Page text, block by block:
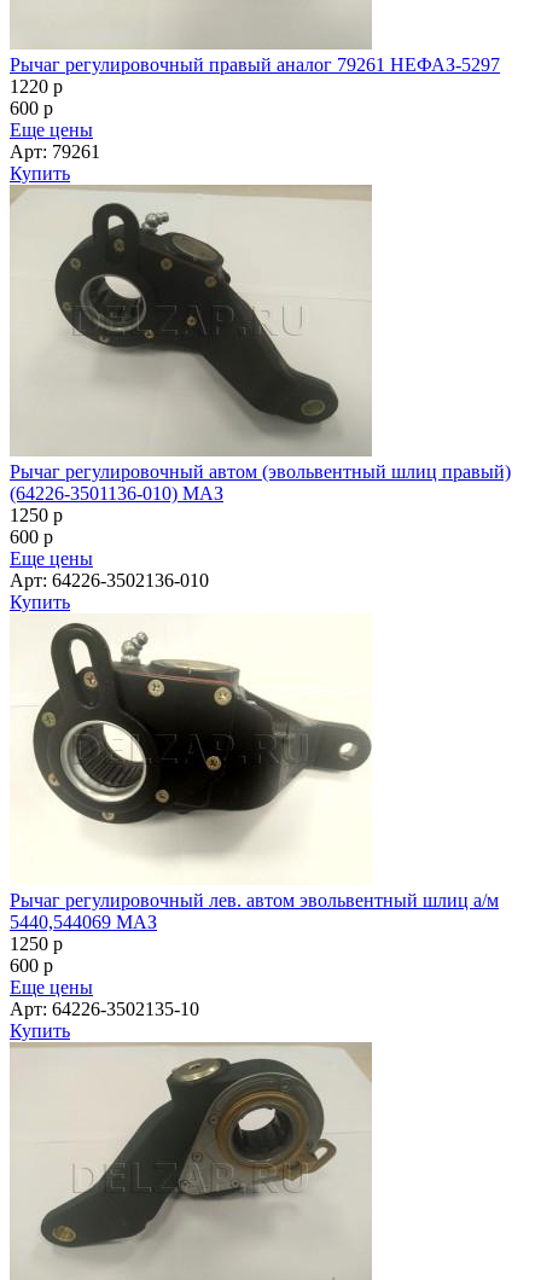
Рычаг регулировочный правый аналог 79261 НЕФАЗ-5297
1220 p
600 p
Еще цены
Арт: 79261
Купить
Рычаг регулировочный автом (эвольвентный шлиц правый)
(64226-3501136-010) МАЗ
1250 p
600 p
Еще цены
Арт: 64226-3502136-010
Купить
Рычаг регулировочный лев. автом эвольвентный шлиц а/м
5440,544069 МАЗ
1250 p
600 p
Еще цены
Арт: 64226-3502135-10
Купить